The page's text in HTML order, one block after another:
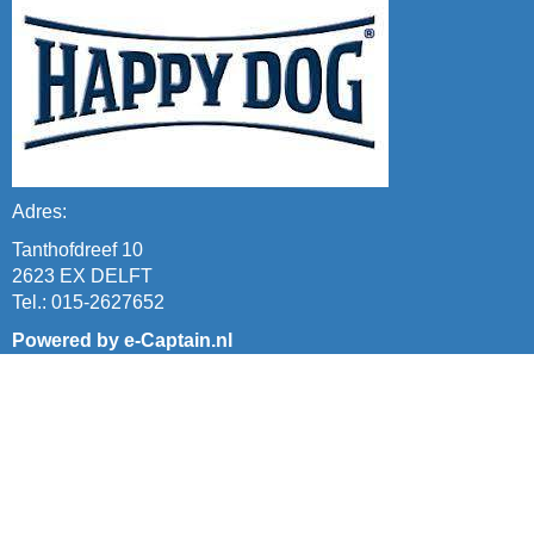
Adres:
Tanthofdreef 10
2623 EX DELFT
Tel.: 015-2627652
Powered by e-Captain.nl